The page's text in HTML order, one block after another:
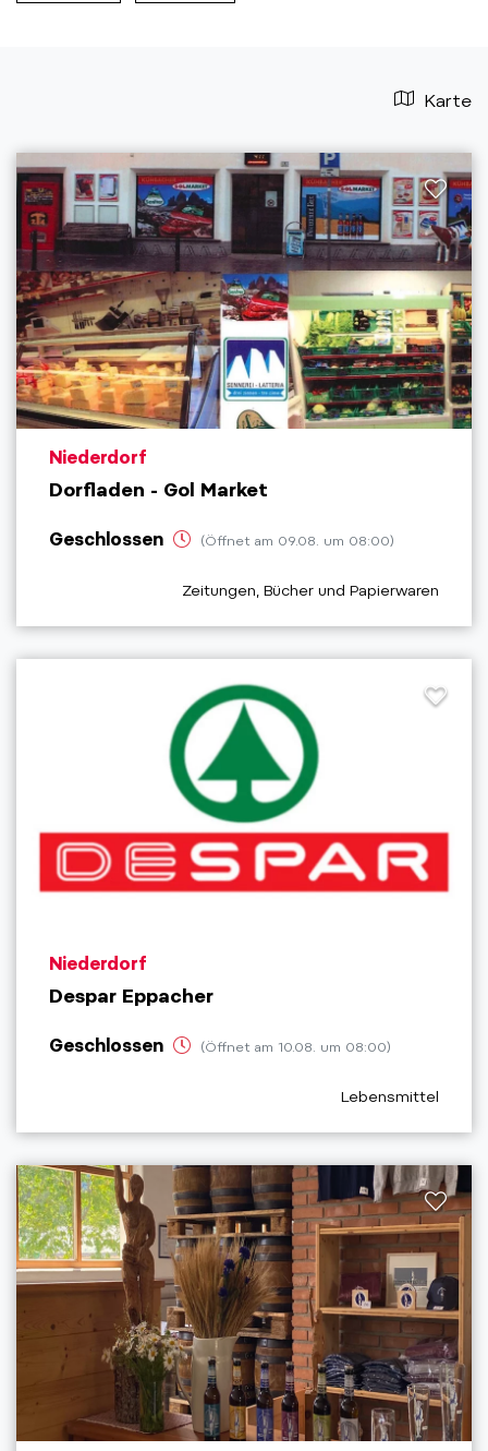
Karte
aria.poi_location_prefix
Niederdorf
Dorfladen - Gol Market
Geschlossen (Öffnet am 09.08. um 08:00)
aria.poi_category_prefix
Zeitungen, Bücher und Papierwaren
aria.poi_location_prefix
Niederdorf
Despar Eppacher
Geschlossen (Öffnet am 10.08. um 08:00)
Lebensmittel